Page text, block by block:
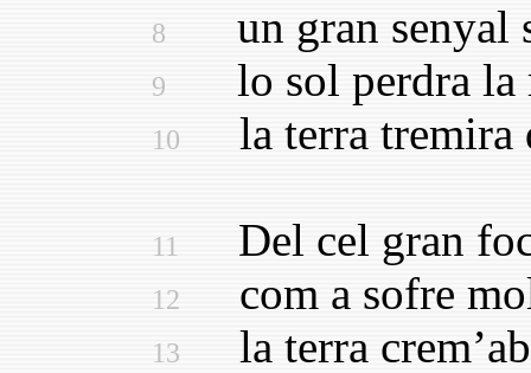
8 un gran senyal
9 lo sol perdra la
10 la terra tremira
11 Del cel gran
12 com a sofre
13 la terra